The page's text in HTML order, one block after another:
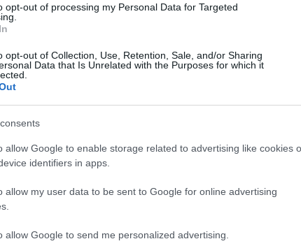
opt-out of processing my Personal Data for Targeted
opt-out of Collection, Use, Retention, Sale, and/or Sharing
Data that Is Unrelated with the Purposes for which it
allow Google to enable storage related to advertising like cookies
identifiers in apps.
allow my user data to be sent to Google for online advertising
allow Google to send me personalized advertising.